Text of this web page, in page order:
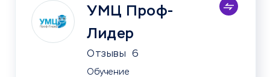
УМЦ Проф-
Лидер
Отзывы 6
Обучение